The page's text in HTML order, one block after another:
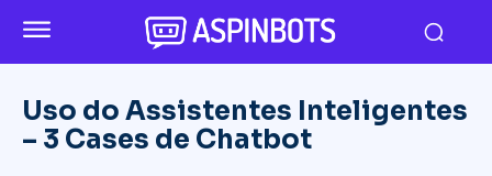
Uso do Assistentes Inteligentes
– 3 Cases de Chatbot